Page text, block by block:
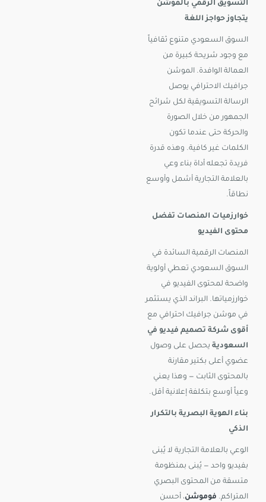
التسويق الرقمي بالموشن
يتجاوز حواجز اللغة
السوق السعودي متنوع ثقافياً
مع وجود شريحة كبيرة من
العمالة الوافدة. الموشن
جرافيك الاحترافي يوصل
الرسالة التسويقية لكل شرائح
الجمهور من خلال الصورة
والحركة حتى عندما تكون
الكلمات غير كافية. وهذه قدرة
فريدة تجعله أداة بناء وعي
بالعلامة التجارية أشمل وأوسع
نطاقاً.
خوارزميات المنصات تفضل
محتوى الفيديو
المنصات الرقمية السائدة في
السوق السعودي تعطي أولوية
واضحة لمحتوى الفيديو في
خوارزمياتها. البراند الذي يستثمر
في موشن جرافيك احترافي مع
أقوى شركة تصميم فيديو في
السعودية يحصل على وصول
عضوي أعلى بكتير مقارنة
بالمحتوى الثابت — وهذا يعني
وعياً أوسع بتكلفة إعلانية أقل.
بناء الهوية البصرية بالتكرار
الذكي
الوعي بالعلامة التجارية لا يُبنى
بفيديو واحد — يُبنى بمنظومة
متسقة من المحتوى البصري
المتراكم. فوموشن، أحسن